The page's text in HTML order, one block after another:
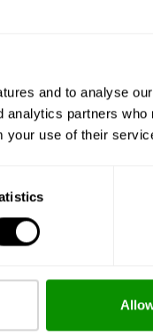
and to analyse
analytics partners
your use of their
a
i
s jemným